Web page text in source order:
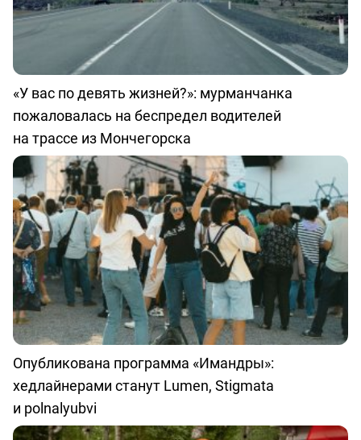
«У вас по девять жизней?»: мурманчанка
пожаловалась на беспредел водителей
на трассе из Мончегорска
Опубликована программа «Имандры»:
хедлайнерами станут Lumen, Stigmata
и polnalyubvi